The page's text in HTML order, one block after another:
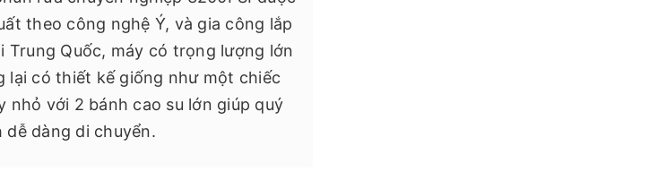
theo công nghệ Ý, và gia công lắp
Trung Quốc, máy có trọng lượng lớn
lại có thiết kế giống như một chiếc
nhỏ với 2 bánh cao su lớn giúp quý
dễ dàng di chuyển.